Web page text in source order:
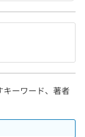
キーワード、著者